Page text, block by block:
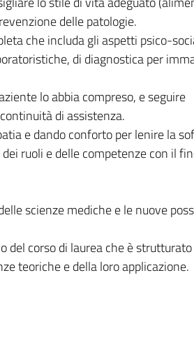
delle patologie.
che includa gli aspetti psico-
di diagnostica per
lo abbia compreso, e seguire
di assistenza.
e dando conforto per lenire la
ruoli e delle competenze con il
scienze mediche e le nuove
del corso di laurea che è
teoriche e della loro applicazione.